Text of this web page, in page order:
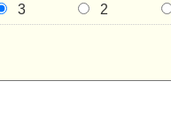
3 2